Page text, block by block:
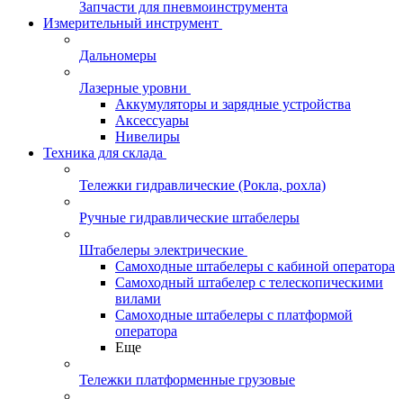
Запчасти для пневмоинструмента
Измерительный инструмент
Дальномеры
Лазерные уровни
Аккумуляторы и зарядные устройства
Аксессуары
Нивелиры
Техника для склада
Тележки гидравлические (Рокла, рохла)
Ручные гидравлические штабелеры
Штабелеры электрические
Самоходные штабелеры с кабиной оператора
Самоходный штабелер с телескопическими
вилами
Самоходные штабелеры с платформой
оператора
Еще
Тележки платформенные грузовые